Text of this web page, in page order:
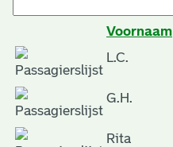
Voornaam
L.C.
G.H.
Rita